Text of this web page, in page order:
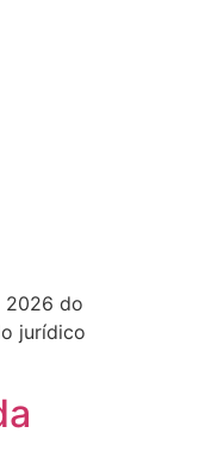
2026 do
jurídico